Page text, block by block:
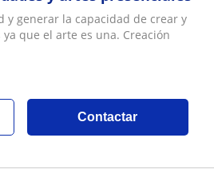
y generar la capacidad de crear y
que el arte es una. Creación
Contactar